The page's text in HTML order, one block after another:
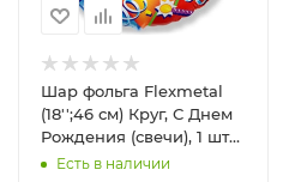
Шар фольга Flexmetal
(18'';46 см) Круг, С Днем
Рождения (свечи), 1 шт
401574
Есть в наличии